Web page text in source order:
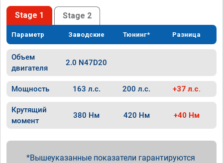
Stage 1 Stage 2
Параметр Заводские Тюнинг* Разница
Объем
двигателя
2.0 N47D20
Мощность 163 л.с. 200 л.с. +37 л.с.
Крутящий
момент
380 Нм 420 Нм +40 Нм
Вышеуказанные показатели гарантируются